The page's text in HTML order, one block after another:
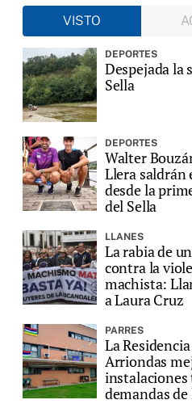
VISTO
DEPORTES
Despejada la
Sella
DEPORTES
Walter
Llera saldrán
desde la
del Sella
LLANES
La rabia de
contra la
machista:
a Laura Cruz
PARRES
La
Arriondas
instalaciones
demandas